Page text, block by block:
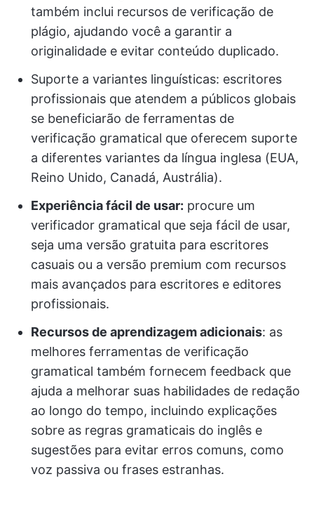
também inclui recursos de verificação de
plágio, ajudando você a garantir a
originalidade e evitar conteúdo duplicado.
Suporte a variantes linguísticas: escritores
profissionais que atendem a públicos globais
se beneficiarão de ferramentas de
verificação gramatical que oferecem suporte
a diferentes variantes da língua inglesa (EUA,
Reino Unido, Canadá, Austrália).
Experiência fácil de usar: procure um
verificador gramatical que seja fácil de usar,
seja uma versão gratuita para escritores
casuais ou a versão premium com recursos
mais avançados para escritores e editores
profissionais.
Recursos de aprendizagem adicionais: as
melhores ferramentas de verificação
gramatical também fornecem feedback que
ajuda a melhorar suas habilidades de redação
ao longo do tempo, incluindo explicações
sobre as regras gramaticais do inglês e
sugestões para evitar erros comuns, como
voz passiva ou frases estranhas.